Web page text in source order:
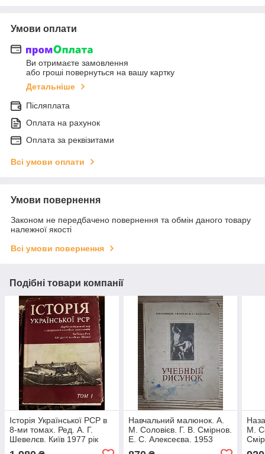
Умови оплати
Ви отримаєте замовлення
або гроші повернуться на вашу картку
Детальніше
Післяплата
Оплата на рахунок
Оплата за реквізитами
Всі умови оплати
Умови повернення
Законом не передбачено повернення та обмін даного товару
належної якості
Всі умови повернення
Подібні товари компанії
Історія Української РСР в
8-ми томах. Ред. А. Г.
Шевелєв. Київ 1977 рік
Навчальний малюнок. А.
М. Соловієв. Г. В. Смірнов.
Е. С. Алексеєва. 1953
М.